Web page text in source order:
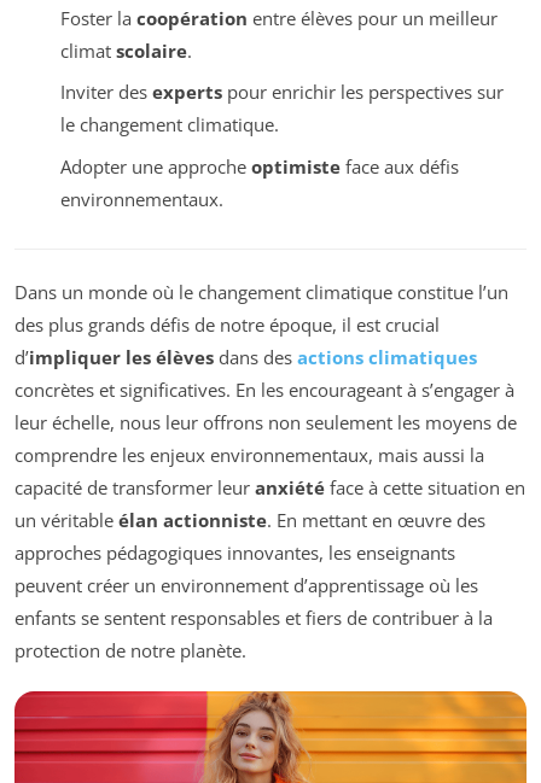
Foster la coopération entre élèves pour un meilleur
climat scolaire.
Inviter des expertspour enrichir les perspectives sur
le changement climatique.
Adopter une approche optimisteface aux défis
environnementaux.
Dans un monde où le changement climatique constitue l’un
des plus grands défis de notre époque, il est crucial
d’impliquer les élèves dans des actions climatiques
concrètes et significatives. En les encourageant à s’engager à
leur échelle, nous leur offrons non seulement les moyens de
comprendre les enjeux environnementaux, mais aussi la
capacité de transformer leur anxiété face à cette situation en
un véritable élan actionniste. En mettant en œuvre des
approches pédagogiques innovantes, les enseignants
peuvent créer un environnement d’apprentissage où les
enfants se sentent responsables et fiers de contribuer à la
protection de notre planète.